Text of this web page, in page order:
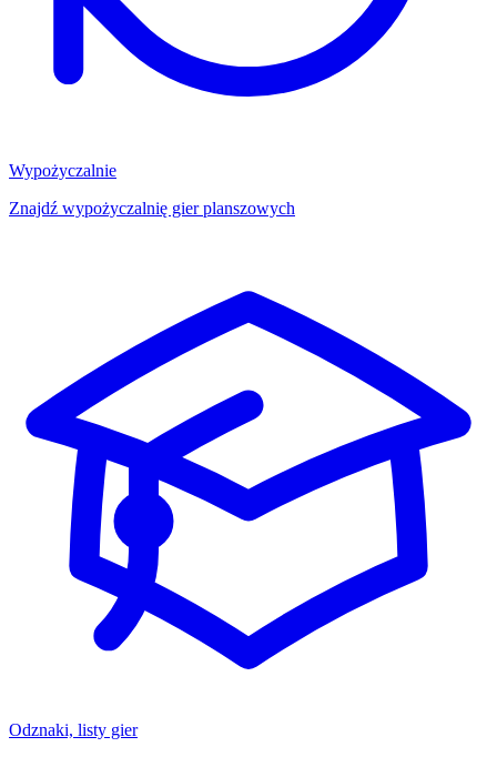
Wypożyczalnie
Znajdź wypożyczalnię gier planszowych
Odznaki, listy gier